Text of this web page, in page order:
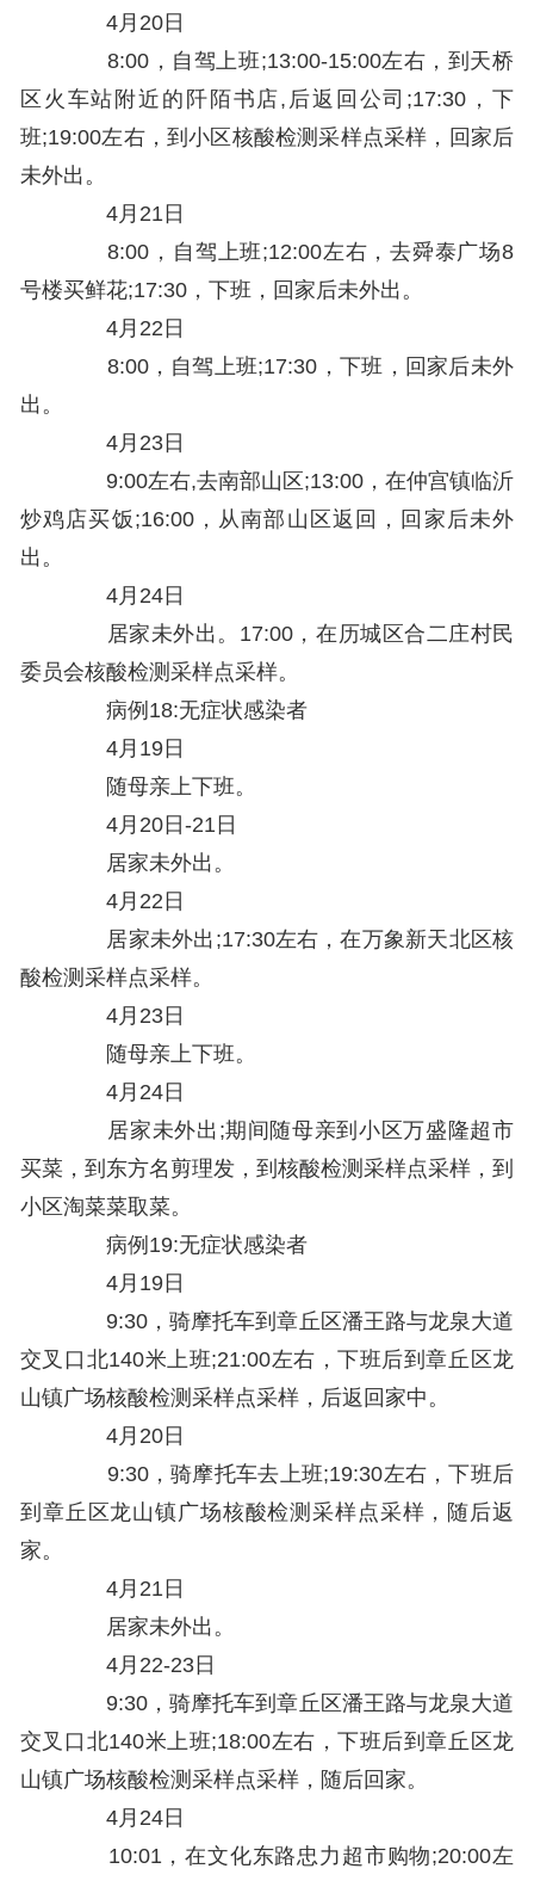
4月20日
8:00，自驾上班;13:00-15:00左右，到天桥
区火车站附近的阡陌书店,后返回公司;17:30，下
班;19:00左右，到小区核酸检测采样点采样，回家后
未外出。
4月21日
8:00，自驾上班;12:00左右，去舜泰广场8
号楼买鲜花;17:30，下班，回家后未外出。
4月22日
8:00，自驾上班;17:30，下班，回家后未外
出。
4月23日
9:00左右,去南部山区;13:00，在仲宫镇临沂
炒鸡店买饭;16:00，从南部山区返回，回家后未外
出。
4月24日
居家未外出。17:00，在历城区合二庄村民
委员会核酸检测采样点采样。
病例18:无症状感染者
4月19日
随母亲上下班。
4月20日-21日
居家未外出。
4月22日
居家未外出;17:30左右，在万象新天北区核
酸检测采样点采样。
4月23日
随母亲上下班。
4月24日
居家未外出;期间随母亲到小区万盛隆超市
买菜，到东方名剪理发，到核酸检测采样点采样，到
小区淘菜菜取菜。
病例19:无症状感染者
4月19日
9:30，骑摩托车到章丘区潘王路与龙泉大道
交叉口北140米上班;21:00左右，下班后到章丘区龙
山镇广场核酸检测采样点采样，后返回家中。
4月20日
9:30，骑摩托车去上班;19:30左右，下班后
到章丘区龙山镇广场核酸检测采样点采样，随后返
家。
4月21日
居家未外出。
4月22-23日
9:30，骑摩托车到章丘区潘王路与龙泉大道
交叉口北140米上班;18:00左右，下班后到章丘区龙
山镇广场核酸检测采样点采样，随后回家。
4月24日
10:01，在文化东路忠力超市购物;20:00左